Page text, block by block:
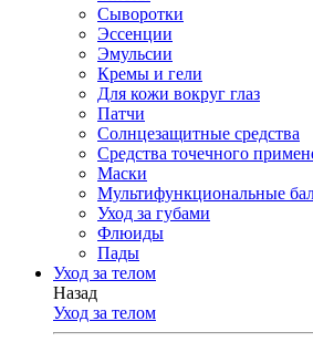
Сыворотки
Эссенции
Эмульсии
Кремы и гели
Для кожи вокруг глаз
Патчи
Солнцезащитные средства
Средства точечного
Маски
Мультифункциональные
Уход за губами
Флюиды
Пады
Уход за телом
Назад
Уход за телом